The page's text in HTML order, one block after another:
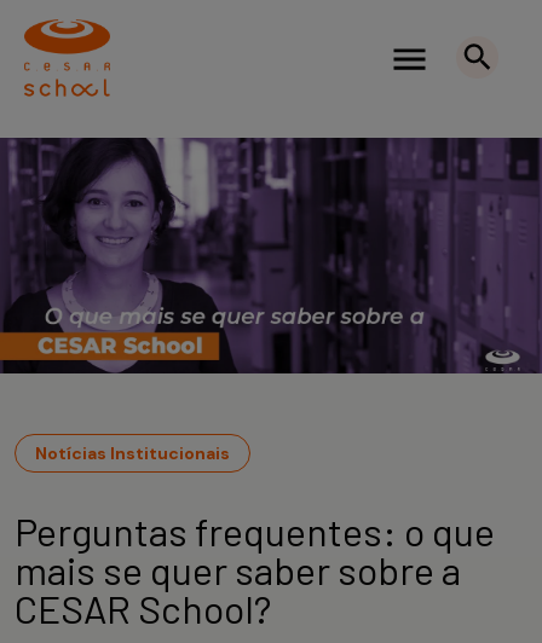
Notícias Institucionais
Perguntas frequentes: o que
mais se quer saber sobre a
CESAR School?